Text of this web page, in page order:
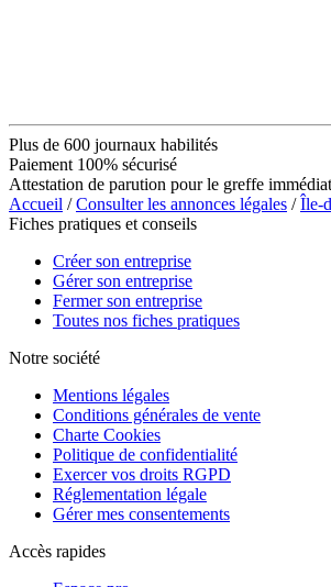
Plus de 600 journaux habilités
Paiement 100% sécurisé
Attestation de parution pour le greffe
Accueil /Consulter les annonces légales /Île-
Fiches pratiques et conseils
Créer son entreprise
Gérer son entreprise
Fermer son entreprise
Toutes nos fiches pratiques
Notre société
Mentions légales
Conditions générales de vente
Charte Cookies
Politique de confidentialité
Exercer vos droits RGPD
Réglementation légale
Gérer mes consentements
Accès rapides